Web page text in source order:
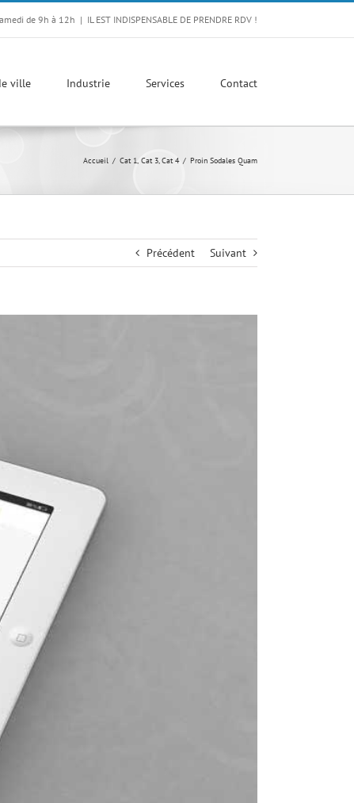
de 9h à 12h | IL EST INDISPENSABLE DE PRENDRE RDV !
ville Industrie Services Contact
Accueil Cat 1 Cat 3 Cat 4 Proin Sodales Quam
Précédent Suivant